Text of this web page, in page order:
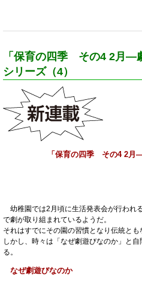
「保育の四季 その4 2月―
シリーズ（4）
「保育の四季 その4 2月
幼稚園では2月頃に生活発表会が行われ
で劇が取り組まれているようだ。
それはすでにその園の習慣となり伝統とも
しかし、時々は「なぜ劇遊びなのか」と
る。
なぜ劇遊びなのか